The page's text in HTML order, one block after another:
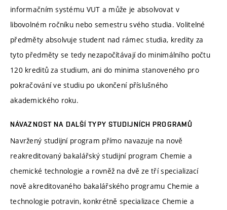
informačním systému VUT a může je absolvovat v
libovolném ročníku nebo semestru svého studia. Volitelné
předměty absolvuje student nad rámec studia, kredity za
tyto předměty se tedy nezapočítávají do minimálního počtu
120 kreditů za studium, ani do minima stanoveného pro
pokračování ve studiu po ukončení příslušného
akademického roku.
NÁVAZNOST NA DALŠÍ TYPY STUDIJNÍCH PROGRAMŮ
Navržený studijní program přímo navazuje na nově
reakreditovaný bakalářský studijní program Chemie a
chemické technologie a rovněž na dvě ze tří specializací
nově akreditovaného bakalářského programu Chemie a
technologie potravin, konkrétně specializace Chemie a